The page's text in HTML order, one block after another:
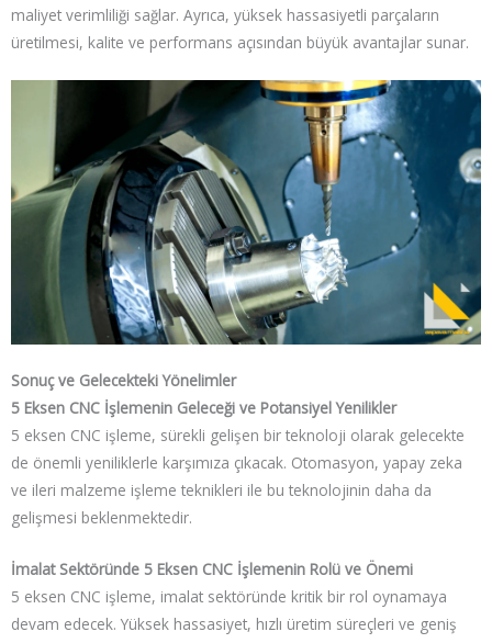
maliyet verimliliği sağlar. Ayrıca, yüksek hassasiyetli parçaların
üretilmesi, kalite ve performans açısından büyük avantajlar sunar.
Sonuç ve Gelecekteki Yönelimler
5 Eksen CNC İşlemenin Geleceği ve Potansiyel Yenilikler
5 eksen CNC işleme, sürekli gelişen bir teknoloji olarak gelecekte
de önemli yeniliklerle karşımıza çıkacak. Otomasyon, yapay zeka
ve ileri malzeme işleme teknikleri ile bu teknolojinin daha da
gelişmesi beklenmektedir.
İmalat Sektöründe 5 Eksen CNC İşlemenin Rolü ve Önemi
5 eksen CNC işleme, imalat sektöründe kritik bir rol oynamaya
devam edecek. Yüksek hassasiyet, hızlı üretim süreçleri ve geniş